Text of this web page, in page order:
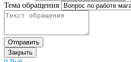
Тема обращения
Отправить
Закрыть